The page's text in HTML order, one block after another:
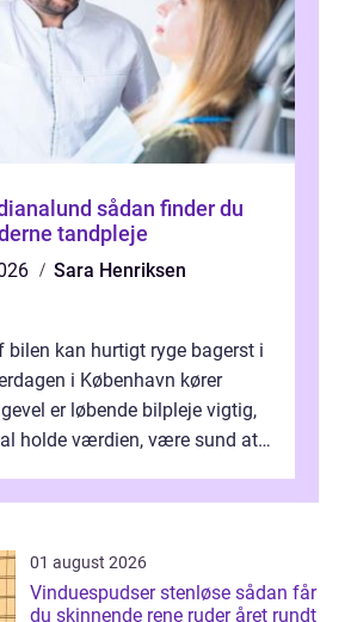
sådan finder du
tandpleje
Sara Henriksen
bilen kan hurtigt ryge bagerst i
i København kører
er løbende bilpleje vigtig,
holde værdien, være sund at
01 august 2026
Vinduespudser stenløse sådan får
du skinnende rene ruder året rundt